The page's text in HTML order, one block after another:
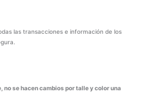
las transacciones e información de los
no se hacen cambios por talle y color una